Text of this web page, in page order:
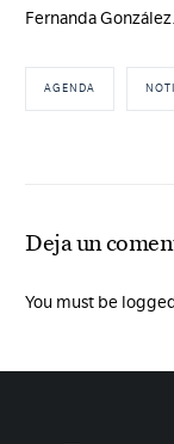
Fernanda
AGENDA
Deja un
You must be